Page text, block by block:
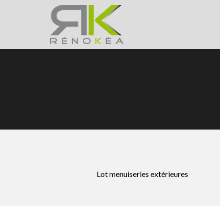
Lot menuiseries extérieures